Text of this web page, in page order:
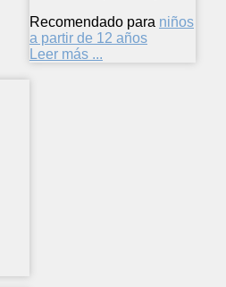
Recomendado para niños
a partir de 12 años
Leer más ...